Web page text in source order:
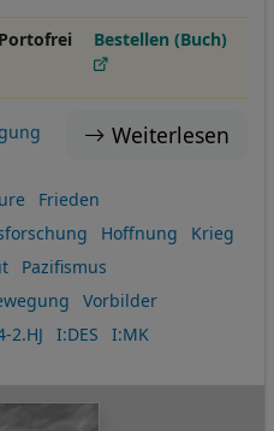
Bestellen (Buch)
Weiterlesen
Frieden
Hoffnung
Krieg
Pazifismus
Vorbilder
2.HJ I:DES I:MK